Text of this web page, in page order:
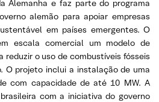
Alemanha e faz parte do programa
alemão para apoiar empresas
em países emergentes. O
escala comercial um modelo de
o uso de combustíveis fósseis
O projeto inclui a instalação de uma
com capacidade de até 10 MW. A
com a iniciativa do governo